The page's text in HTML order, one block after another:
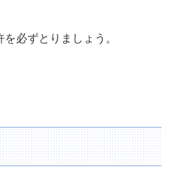
必ずとりましょう。